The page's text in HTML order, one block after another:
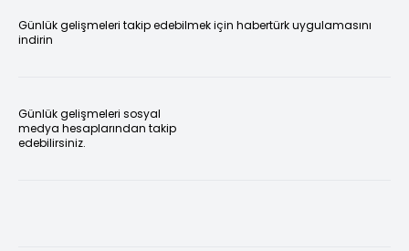
Günlük gelişmeleri takip edebilmek için habertürk uygulamasını
indirin
Günlük gelişmeleri sosyal
medya hesaplarından takip
edebilirsiniz.